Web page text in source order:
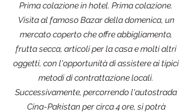
Prima colazione in hotel. Prima colazione.
Visita al famoso Bazar della domenica, un
mercato coperto che offre abbigliamento,
frutta secca, articoli per la casa e molti altri
oggetti, con l'opportunità di assistere ai tipici
metodi di contrattazione locali.
Successivamente, percorrendo l'autostrada
Cina-Pakistan per circa 4 ore, si potrà